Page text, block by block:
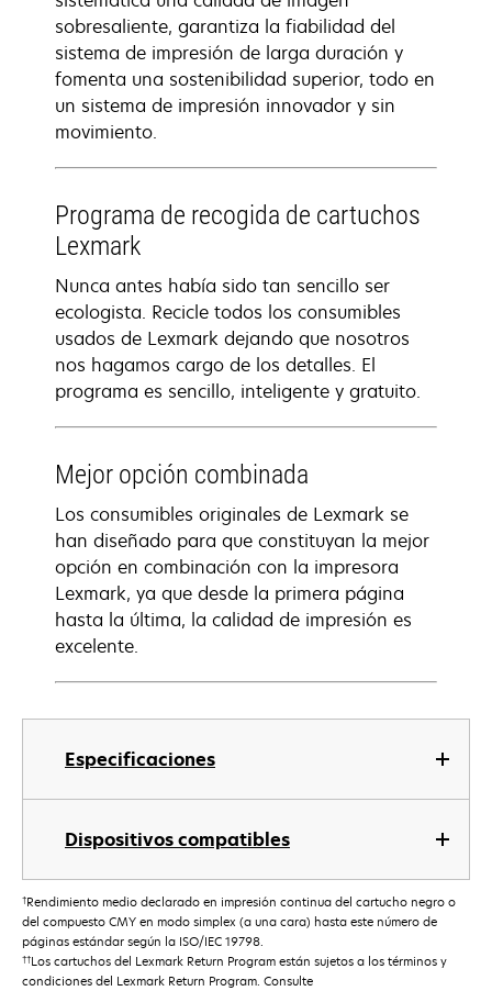
Especificaciones
Dispositivos compatibles
sobresaliente, garantiza la fiabilidad del
sistema de impresión de larga duración y
fomenta una sostenibilidad superior, todo en
un sistema de impresión innovador y sin
movimiento.
Programa de recogida de cartuchos
Lexmark
Nunca antes había sido tan sencillo ser
ecologista. Recicle todos los consumibles
usados de Lexmark dejando que nosotros
nos hagamos cargo de los detalles. El
programa es sencillo, inteligente y gratuito.
Mejor opción combinada
Los consumibles originales de Lexmark se
han diseñado para que constituyan la mejor
opción en combinación con la impresora
Lexmark, ya que desde la primera página
hasta la última, la calidad de impresión es
excelente.
†Rendimiento medio declarado en impresión continua del cartucho negro o
del compuesto CMY en modo simplex (a una cara) hasta este número de
páginas estándar según la ISO/IEC 19798.
††Los cartuchos del Lexmark Return Program están sujetos a los términos y
condiciones del Lexmark Return Program. Consulte